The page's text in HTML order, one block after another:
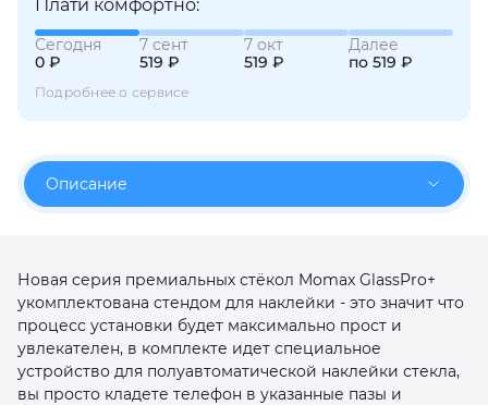
Плати комфортно:
Сегодня
0 ₽
7 сент
519 ₽
7 окт
519 ₽
Далее
по 519 ₽
Подробнее о сервисе
Описание
Новая серия премиальных стёкол Momax GlassPro+
укомплектована стендом для наклейки - это значит что
процесс установки будет максимально прост и
увлекателен, в комплекте идет специальное
устройство для полуавтоматической наклейки стекла,
вы просто кладете телефон в указанные пазы и
недели